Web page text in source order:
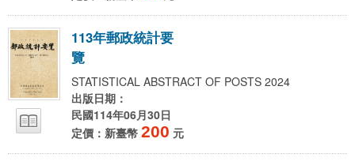
113年郵政統計要
覽
STATISTICAL ABSTRACT OF POSTS 2024
出版日期：
民國114年06月30日
定價：新臺幣 200 元